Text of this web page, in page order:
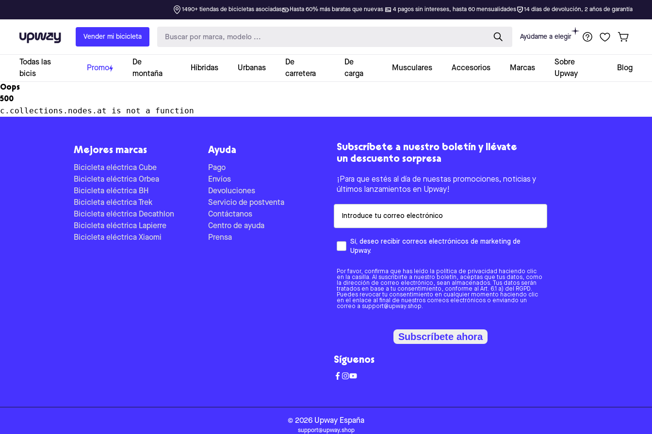
1490+ tiendas de bicicletas asociadas Hasta 60% más baratas que nuevas 4 pagos sin intereses, hasta 60 mensualidades 14 días de devolución, 2 años de garantía
Upway Vender mi bicicleta Ayúdame a elegir
Todas las
bicis
Promo
De
montaña
Híbridas Urbanas
De
carretera
De
carga
Musculares Accesorios Marcas
Sobre
Upway
Blog
Oops
500
c.collections.nodes.at is not a function
Mejores marcas
Bicicleta eléctrica Cube
Bicicleta eléctrica Orbea
Bicicleta eléctrica BH
Bicicleta eléctrica Trek
Bicicleta eléctrica Decathlon
Bicicleta eléctrica Lapierre
Bicicleta eléctrica Xiaomi
Ayuda
Pago
Envíos
Devoluciones
Servicio de postventa
Contáctanos
Centro de ayuda
Prensa
Subscríbete a nuestro boletín y llévate
un descuento sorpresa
¡Para que estés al día de nuestas promociones, noticias y
últimos lanzamientos en Upway!
Sí, deseo recibir correos electrónicos de marketing de
Upway.
Por favor, confirma que has leído la política de privacidad haciendo clic
en la casilla. Al suscribirte a nuestro boletín, aceptas que tus datos, como
la dirección de correo electrónico, sean almacenados. Tus datos serán
tratados en base a tu consentimiento, conforme al Art. 6.1 a) del RGPD.
Puedes revocar tu consentimiento en cualquier momento haciendo clic
en el enlace al final de nuestros correos electrónicos o enviando un
correo a support@upway.shop.
Subscríbete ahora
Síguenos
© 2026 Upway España
support@upway.shop